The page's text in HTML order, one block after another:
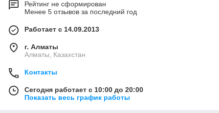
Рейтинг не сформирован
Менее 5 отзывов за последний год
Работает с 14.09.2013
г. Алматы
Алматы, Казахстан
Контакты
Сегодня работает с 10:00 до 20:00
Показать весь график работы